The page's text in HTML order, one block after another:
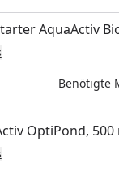
AquaActiv
Benötigte
OptiPond, 500